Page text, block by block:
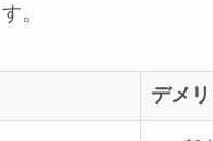
。
デメリ